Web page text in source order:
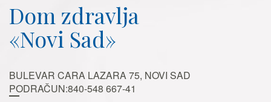
Dom zdravlja
«Novi Sad»
BULEVAR CARA LAZARA 75, NOVI SAD
PODRAČUN:840-548 667-41